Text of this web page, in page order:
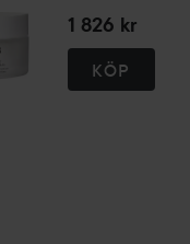
1 826 kr
KÖP